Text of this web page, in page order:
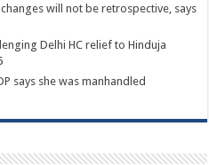
will not be retrospective, says
Delhi HC relief to Hinduja
says she was manhandled